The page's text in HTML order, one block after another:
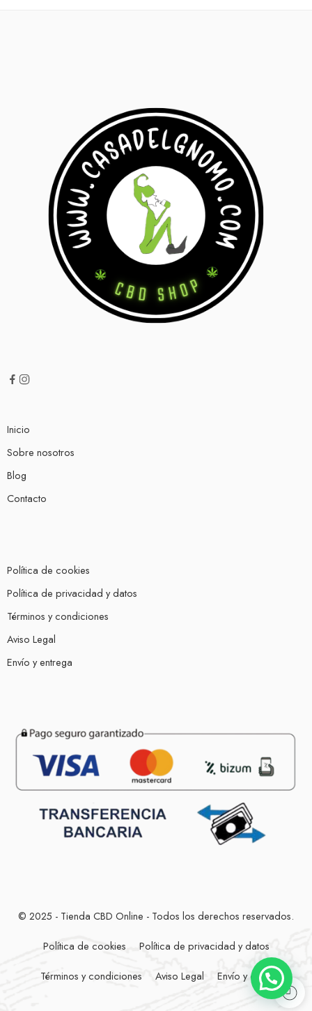
Inicio
Sobre nosotros
Blog
Contacto
Política de cookies
Política de privacidad y datos
Términos y condiciones
Aviso Legal
Envío y entrega
© 2025 - Tienda CBD Online - Todos los derechos reservados.
Política de cookies Política de privacidad y datos
Términos y condiciones Aviso Legal Envío y entrega